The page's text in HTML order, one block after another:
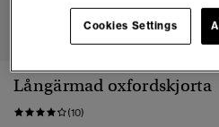
1 2 3
Långärmad oxfordskjorta
(10)
Cookies Settings